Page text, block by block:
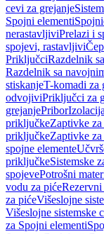
cevi za grejanje
Spojni elementi
nerastavljiviPrelazi i
spojevi, rastavljivi
PriključciRazdelnik
Razdelnik sa
stiskanjeT-komadi za
odvojiviPriključci za
grejanjePribor
priključkeZaptivke
priključkeZaptivke za
spojne elemente
priključkeSistemske
spojevePotrošni
vodu za pićeRezervni
za pićeVišeslojne
Višeslojne sistemske
za Spojni elementi